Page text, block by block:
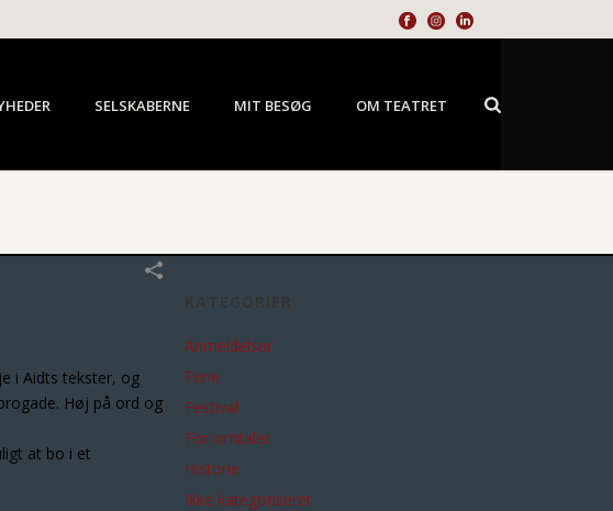
SELSKABERNE MIT BESØG OM TEATRET
i Aidts tekster, og
Høj på ord og
at bo i et
Anmeldelser
Ferie
Festival
For-omtaler
Historie
Ikke kategoriseret